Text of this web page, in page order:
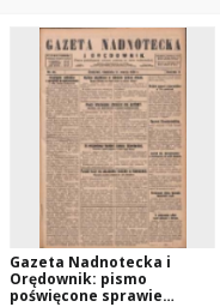
Gazeta Nadnotecka i
Orędownik: pismo
poświęcone sprawie